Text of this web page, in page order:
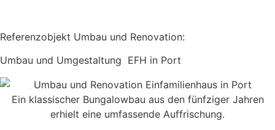
Referenzobjekt Umbau und Renovation:
Umbau und Umgestaltung EFH in Port
Ein klassischer Bungalowbau aus den fünfziger Jahren
erhielt eine umfassende Auffrischung.